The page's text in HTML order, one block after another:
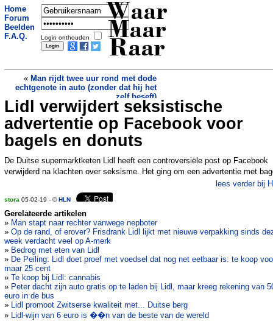
Home
Forum
Beelden
F.A.Q.
Login onthouden
Waar
Maar
Raar
« Man rijdt twee uur rond met dode
echtgenote in auto (zonder dat hij het
zelf beseft)
Het mag niet, maar de super in Aduard
is toch weer open (update)»
Lidl verwijdert seksistische
advertentie op Facebook voor
bagels en donuts
De Duitse supermarktketen Lidl heeft een controversiële post op Facebook
verwijderd na klachten over seksisme. Het ging om een advertentie met
lees verder bij
stora 05-02-19 - ©HLN
Gerelateerde artikelen
» Man stapt naar rechter vanwege nepboter
» Op de rand, of erover? Frisdrank Lidl lijkt met nieuwe verpakking sinds
week verdacht veel op A-merk
» Bedrog met eten van Lidl
» De Peiling: Lidl doet proef met voedsel dat nog net eetbaar is: te koop
maar 25 cent
» Te koop bij Lidl: cannabis
» Peter dacht zijn auto gratis op te laden bij Lidl, maar kreeg rekening van
euro in de bus
» Lidl promoot Zwitserse kwaliteit met... Duitse berg
» Lidl-wijn van 6 euro is ��n van de beste van de wereld